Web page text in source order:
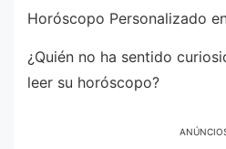
Horóscopo Personalizado
¿Quién no ha sentido
leer su horóscopo?